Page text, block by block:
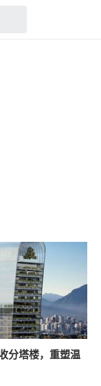
分塔楼，重塑温